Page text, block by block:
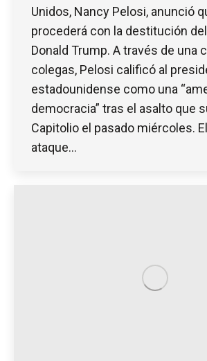
Unidos, Nancy Pelosi, anunció
procederá con la destitución
Donald Trump. A través de una
colegas, Pelosi calificó al
estadounidense como una
democracia” tras el asalto que
Capitolio el pasado miércoles.
ataque…